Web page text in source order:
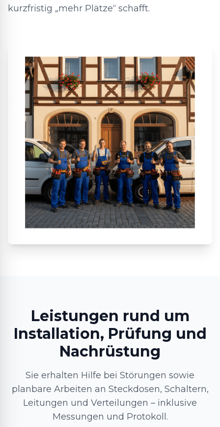
kurzfristig „mehr Plätze“ schafft.
Leistungen rund um
Installation, Prüfung und
Nachrüstung
Sie erhalten Hilfe bei Störungen sowie
planbare Arbeiten an Steckdosen, Schaltern,
Leitungen und Verteilungen – inklusive
Messungen und Protokoll.